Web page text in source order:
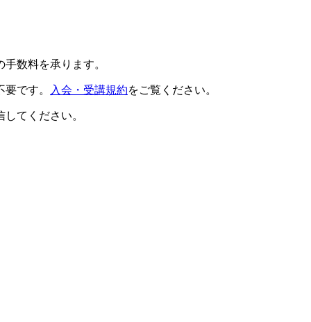
数料を承ります。
です。 入会・受講規約をご覧ください。
てください。